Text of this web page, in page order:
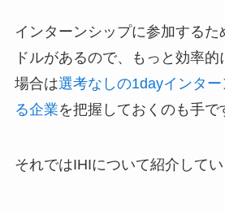
インターンシップに参加するた
ドルがあるので、もっと効率
場合は選考なしの1dayインター
る企業を把握しておくのも手で
それではIHIについて紹介してい